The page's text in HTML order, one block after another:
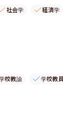
社会学 経済学
校教諭 学校教員